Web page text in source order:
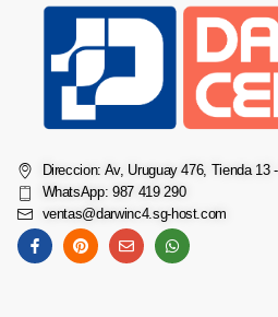
Direccion: Av, Uruguay 476, Tienda 13
WhatsApp: 987 419 290
ventas@darwinc4.sg-host.com